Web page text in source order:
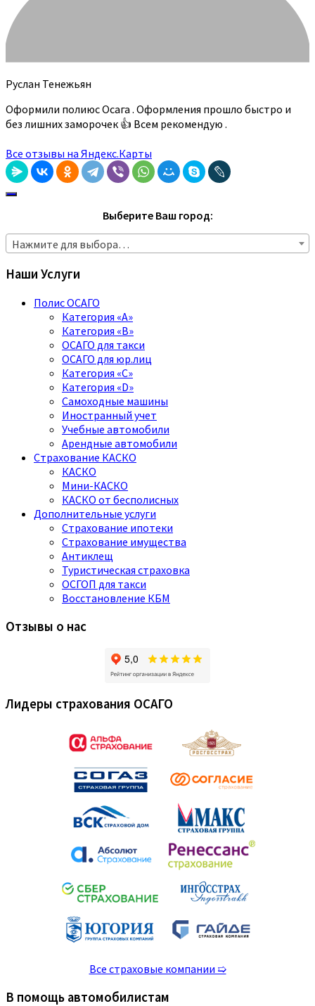
Руслан Тенежьян
Оформили полиюс Осага . Оформления прошло быстро и
без лишних заморочек 👍 Всем рекомендую .
Все отзывы на Яндекс.Карты
Выберите Ваш город:
Нажмите для выбора…
Наши Услуги
Полис ОСАГО
Категория «A»
Категория «B»
ОСАГО для такси
ОСАГО для юр.лиц
Категория «C»
Категория «D»
Самоходные машины
Иностранный учет
Учебные автомобили
Арендные автомобили
Страхование КАСКО
КАСКО
Мини-КАСКО
КАСКО от бесполисных
Дополнительные услуги
Страхование ипотеки
Страхование имущества
Антиклещ
Туристическая страховка
ОСГОП для такси
Восстановление КБМ
Отзывы о нас
Лидеры страхования ОСАГО
Все страховые компании ➯
В помощь автомобилистам